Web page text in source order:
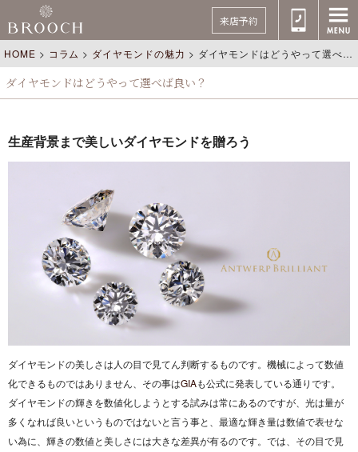
来店予約
HOME > コラム > ダイヤモンドの魅力 > ダイヤモンドはどうやって選べば良い？
ダイヤモンドはどうやって選べば良い？
生産背景まで美しいダイヤモンドを贈ろう
ダイヤモンドの美しさは人の目で見てん判断するものです。機械によって数値
化できるものではありません、その事はGIAも公式に発表している通りです。
ダイヤモンドの輝きを数値化しようとする試みは常にあるのですが、光は量が
多くなれば良いというものではないと言う事と、最適な輝き量は数値で表せな
い為に、輝きの数値と美しさには大きな差異が有るのです。では、その目で見